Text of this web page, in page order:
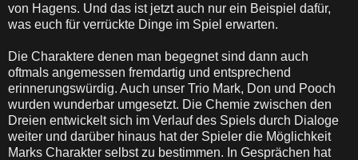
von Hagens. Und das ist jetzt auch nur ein Beispiel dafür,
was euch für verrückte Dinge im Spiel erwarten.
Die Charaktere denen man begegnet sind dann auch
oftmals angemessen fremdartig und entsprechend
erinnerungswürdig. Auch unser Trio Mark, Don und Pooch
wurden wunderbar umgesetzt. Die Chemie zwischen den
Dreien entwickelt sich im Verlauf des Spiels durch Dialoge
weiter und darüber hinaus hat der Spieler die Möglichkeit
Marks Charakter selbst zu bestimmen. In Gesprächen hat